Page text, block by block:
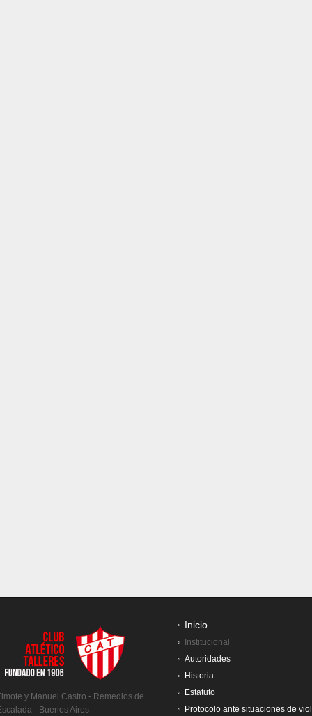
y Manuel Castro - Remedios de
- Buenos Aires
Inicio
Institucional
Autoridades
Historia
Estatuto
Protocolo ante situaciones de